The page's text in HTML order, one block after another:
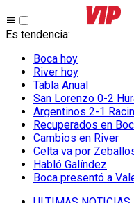
Es tendencia:
Boca hoy
River hoy
Tabla Anual
San Lorenzo 0-2
Argentinos 2-1
Recuperados en
Cambios en River
Celta va por
Habló Galíndez
Boca presentó a